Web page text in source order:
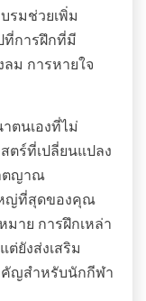
รมช่วยเพิ่ม
ที่การฝึกที่มี
ลม การหายใจ
ตนเองที่ไม่
ตร์ที่เปลี่ยนแปลง
ตญาณ
หญ่ที่สุดของคุณ
าย การฝึกเหล่า
ยังส่งเสริม
คัญสำหรับนักกีฬา